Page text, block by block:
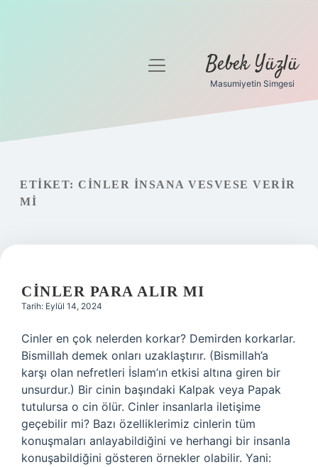
Gizlilik Politikası
menüyü
Bebek Yüzlü
Masumiyetin Simgesi
ETIKET: CINLER INSANA VESVESE VERIR
MI
CINLER PARA ALIR MI
Tarih: Eylül 14, 2024
Cinler en çok nelerden korkar? Demirden korkarlar.
Bismillah demek onları uzaklaştırır. (Bismillah’a
karşı olan nefretleri İslam’ın etkisi altına giren bir
unsurdur.) Bir cinin başındaki Kalpak veya Papak
tutulursa o cin ölür. Cinler insanlarla iletişime
geçebilir mi? Bazı özelliklerimiz cinlerin tüm
konuşmaları anlayabildiğini ve herhangi bir insanla
konuşabildiğini gösteren örnekler olabilir. Yani: